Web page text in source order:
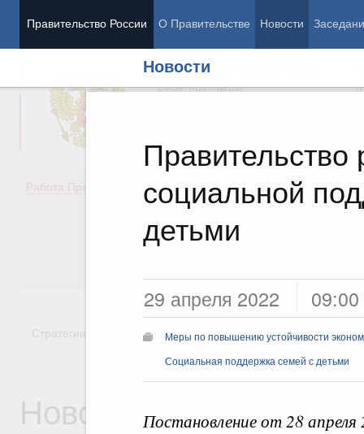
Правительство России О Правительстве Новости
Новости
Правительство
социальной
детьми
29 апреля 2022 09:00
Меры по повышению устойчивости
Социальная поддержка семей с детьми
Постановление от 28
Председатель Правительства
Вице-премьеры
Работа Правительства
Демография
Здоровье
Культура
Стратегии Государственные программы
Новости